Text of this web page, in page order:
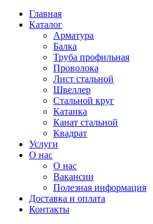
Главная
Каталог
Арматура
Балка
Труба профильная
Проволока
Лист стальной
Швеллер
Стальной круг
Катанка
Канат стальной
Квадрат
Услуги
О нас
О нас
Вакансии
Полезная информация
Доставка и оплата
Контакты